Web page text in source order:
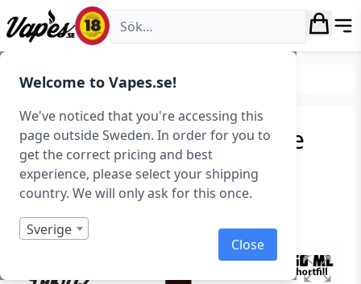
Welcome to Vapes.se!
We've noticed that you're accessing this
page outside Sweden. In order for you to
get the correct pricing and best
experience, please select your shipping
country. We will only ask for this once.
Sverige
Close
Vapes.se
E-juice E-juice varumärken
Cheap Thrills – Ocean Ice
(50 ml, Shortfill) – Utgått
Art.nr: 37940
Slut i lager